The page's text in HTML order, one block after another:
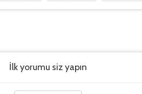
İlk yorumu siz yapın